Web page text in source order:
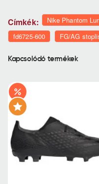
Címkék:
Nike Phantom
fd6725-600
FG/AG
Kapcsolódó termékek